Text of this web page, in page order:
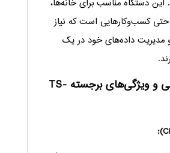
این دستگاه مناسب برای خانه‌ها،
کسب‌وکارهایی است که نیاز
مدیریت داده‌های خود در یک
مشخصات فنی و ویژگی‌های برجسته TS-